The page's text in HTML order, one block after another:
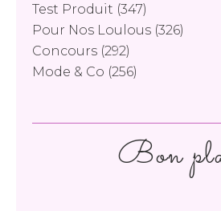
Test Produit (347)
Pour Nos Loulous (326)
Concours (292)
Mode & Co (256)
Bon